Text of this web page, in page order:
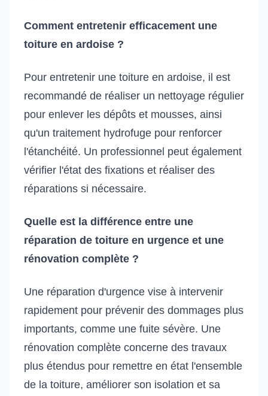
Comment entretenir efficacement une
toiture en ardoise ?
Pour entretenir une toiture en ardoise, il est
recommandé de réaliser un nettoyage régulier
pour enlever les dépôts et mousses, ainsi
qu'un traitement hydrofuge pour renforcer
l'étanchéité. Un professionnel peut également
vérifier l'état des fixations et réaliser des
réparations si nécessaire.
Quelle est la différence entre une
réparation de toiture en urgence et une
rénovation complète ?
Une réparation d'urgence vise à intervenir
rapidement pour prévenir des dommages plus
importants, comme une fuite sévère. Une
rénovation complète concerne des travaux
plus étendus pour remettre en état l'ensemble
de la toiture, améliorer son isolation et sa